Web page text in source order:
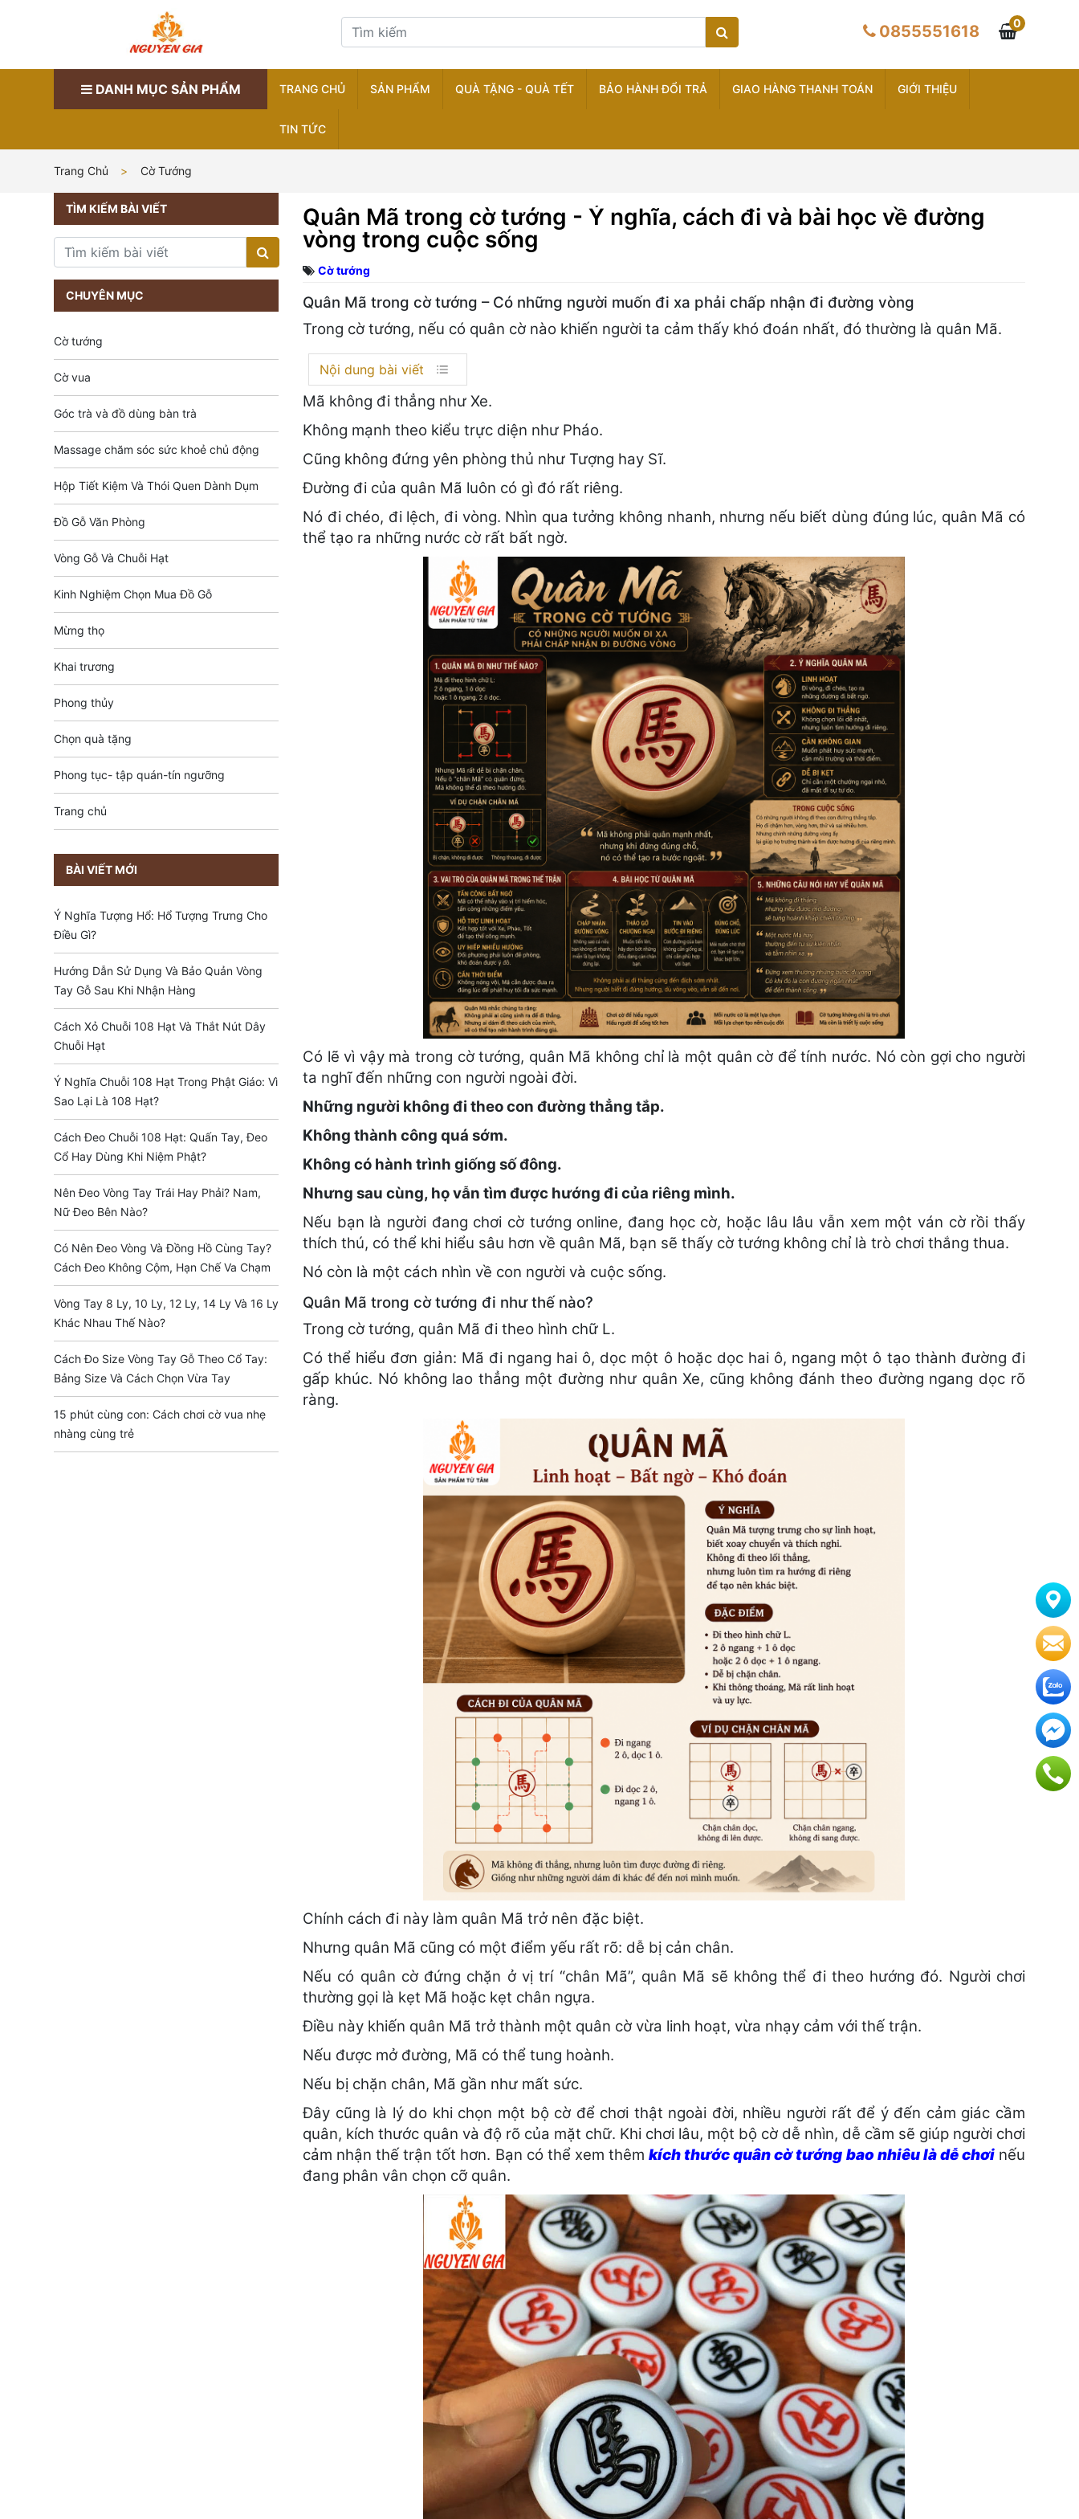
0855551618 0
DANH MỤC SẢN PHẨM TRANG CHỦ SẢN PHẨM QUÀ TẶNG - QUÀ TẾT BẢO HÀNH ĐỔI TRẢ GIAO HÀNG THANH TOÁN GIỚI THIỆU
TIN TỨC
Trang Chủ Cờ Tướng
TÌM KIẾM BÀI VIẾT
CHUYÊN MỤC
Cờ tướng
Cờ vua
Góc trà và đồ dùng bàn trà
Massage chăm sóc sức khoẻ chủ động
Hộp Tiết Kiệm Và Thói Quen Dành Dụm
Đồ Gỗ Văn Phòng
Vòng Gỗ Và Chuỗi Hạt
Kinh Nghiệm Chọn Mua Đồ Gỗ
Mừng thọ
Khai trương
Phong thủy
Chọn quà tặng
Phong tục- tập quán-tín ngưỡng
Trang chủ
BÀI VIẾT MỚI
Ý Nghĩa Tượng Hổ: Hổ Tượng Trưng Cho
Điều Gì?
Hướng Dẫn Sử Dụng Và Bảo Quản Vòng
Tay Gỗ Sau Khi Nhận Hàng
Cách Xỏ Chuỗi 108 Hạt Và Thắt Nút Dây
Chuỗi Hạt
Ý Nghĩa Chuỗi 108 Hạt Trong Phật Giáo: Vì
Sao Lại Là 108 Hạt?
Cách Đeo Chuỗi 108 Hạt: Quấn Tay, Đeo
Cổ Hay Dùng Khi Niệm Phật?
Nên Đeo Vòng Tay Trái Hay Phải? Nam,
Nữ Đeo Bên Nào?
Có Nên Đeo Vòng Và Đồng Hồ Cùng Tay?
Cách Đeo Không Cộm, Hạn Chế Va Chạm
Vòng Tay 8 Ly, 10 Ly, 12 Ly, 14 Ly Và 16 Ly
Khác Nhau Thế Nào?
Cách Đo Size Vòng Tay Gỗ Theo Cổ Tay:
Bảng Size Và Cách Chọn Vừa Tay
15 phút cùng con: Cách chơi cờ vua nhẹ
nhàng cùng trẻ
Quân Mã trong cờ tướng - Ý nghĩa, cách đi và bài học về đường
vòng trong cuộc sống
Cờ tướng
Quân Mã trong cờ tướng – Có những người muốn đi xa phải chấp nhận đi đường vòng
Trong cờ tướng, nếu có quân cờ nào khiến người ta cảm thấy khó đoán nhất, đó thường là quân Mã.
Nội dung bài viết
Mã không đi thẳng như Xe.
Không mạnh theo kiểu trực diện như Pháo.
Cũng không đứng yên phòng thủ như Tượng hay Sĩ.
Đường đi của quân Mã luôn có gì đó rất riêng.
Nó đi chéo, đi lệch, đi vòng. Nhìn qua tưởng không nhanh, nhưng nếu biết dùng đúng lúc, quân Mã có
thể tạo ra những nước cờ rất bất ngờ.
Có lẽ vì vậy mà trong cờ tướng, quân Mã không chỉ là một quân cờ để tính nước. Nó còn gợi cho người
ta nghĩ đến những con người ngoài đời.
Những người không đi theo con đường thẳng tắp.
Không thành công quá sớm.
Không có hành trình giống số đông.
Nhưng sau cùng, họ vẫn tìm được hướng đi của riêng mình.
Nếu bạn là người đang chơi cờ tướng online, đang học cờ, hoặc lâu lâu vẫn xem một ván cờ rồi thấy
thích thú, có thể khi hiểu sâu hơn về quân Mã, bạn sẽ thấy cờ tướng không chỉ là trò chơi thắng thua.
Nó còn là một cách nhìn về con người và cuộc sống.
Quân Mã trong cờ tướng đi như thế nào?
Trong cờ tướng, quân Mã đi theo hình chữ L.
Có thể hiểu đơn giản: Mã đi ngang hai ô, dọc một ô hoặc dọc hai ô, ngang một ô tạo thành đường đi
gấp khúc. Nó không lao thẳng một đường như quân Xe, cũng không đánh theo đường ngang dọc rõ
ràng.
Chính cách đi này làm quân Mã trở nên đặc biệt.
Nhưng quân Mã cũng có một điểm yếu rất rõ: dễ bị cản chân.
Nếu có quân cờ đứng chặn ở vị trí “chân Mã”, quân Mã sẽ không thể đi theo hướng đó. Người chơi
thường gọi là kẹt Mã hoặc kẹt chân ngựa.
Điều này khiến quân Mã trở thành một quân cờ vừa linh hoạt, vừa nhạy cảm với thế trận.
Nếu được mở đường, Mã có thể tung hoành.
Nếu bị chặn chân, Mã gần như mất sức.
Đây cũng là lý do khi chọn một bộ cờ để chơi thật ngoài đời, nhiều người rất để ý đến cảm giác cầm
quân, kích thước quân và độ rõ của mặt chữ. Khi chơi lâu, một bộ cờ dễ nhìn, dễ cầm sẽ giúp người chơi
cảm nhận thế trận tốt hơn. Bạn có thể xem thêmkích thước quân cờ tướng bao nhiêu là dễ chơinếu
đang phân vân chọn cỡ quân.